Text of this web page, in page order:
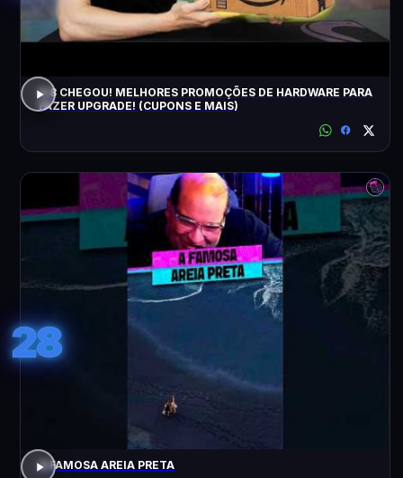
8.8 CHEGOU! MELHORES PROMOÇÕES DE HARDWARE PARA
FAZER UPGRADE! (CUPONS E MAIS)
28
A FAMOSA AREIA PRETA